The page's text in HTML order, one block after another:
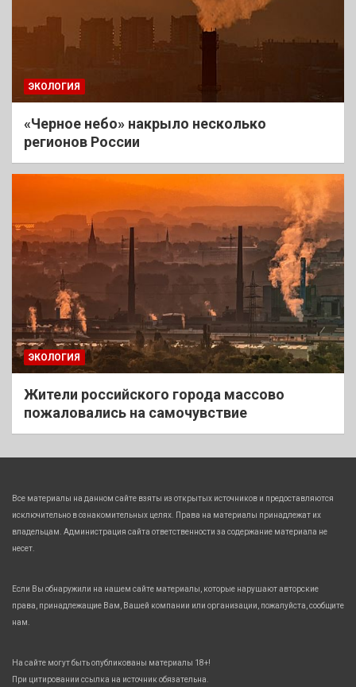
ЭКОЛОГИЯ
«Черное небо» накрыло несколько
регионов России
ЭКОЛОГИЯ
Жители российского города массово
пожаловались на самочувствие
Все материалы на данном сайте взяты из открытых источников и предоставляются
исключительно в ознакомительных целях. Права на материалы принадлежат их
владельцам. Администрация сайта ответственности за содержание материала не
несет.
Если Вы обнаружили на нашем сайте материалы, которые нарушают авторские
права, принадлежащие Вам, Вашей компании или организации, пожалуйста, сообщите
нам.
На сайте могут быть опубликованы материалы 18+!
При цитировании ссылка на источник обязательна.